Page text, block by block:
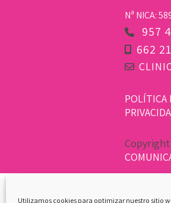
Utilizamos cookies para optimizar nuestro sitio
Nª NICA:
957
662
POLÍTICA